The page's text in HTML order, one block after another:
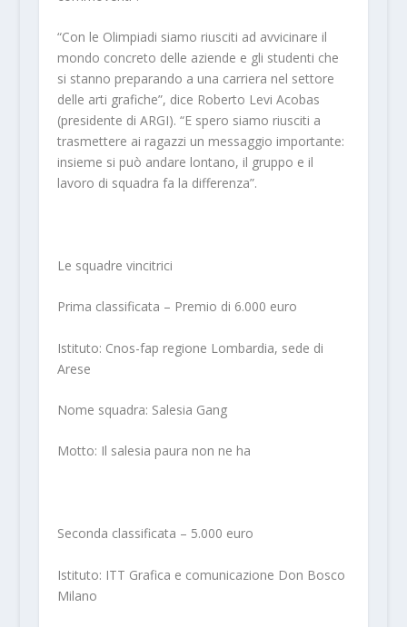
“Con le Olimpiadi siamo riusciti ad avvicinare il
mondo concreto delle aziende e gli studenti che
si stanno preparando a una carriera nel settore
delle arti grafiche”, dice Roberto Levi Acobas
(presidente di ARGI). “E spero siamo riusciti a
trasmettere ai ragazzi un messaggio importante:
insieme si può andare lontano, il gruppo e il
lavoro di squadra fa la differenza”.
Le squadre vincitrici
Prima classificata – Premio di 6.000 euro
Istituto: Cnos-fap regione Lombardia, sede di
Arese
Nome squadra: Salesia Gang
Motto: Il salesia paura non ne ha
Seconda classificata – 5.000 euro
Istituto: ITT Grafica e comunicazione Don Bosco
Milano